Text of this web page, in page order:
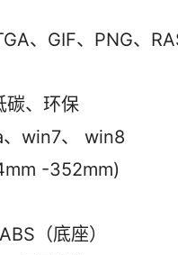
、GIF、PNG、
碳、环保
win7、 win8
-352mm)
（底座）